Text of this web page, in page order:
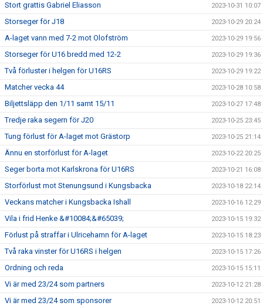
Stort grattis Gabriel Eliasson 2023-10-31 10:07
Storseger för J18 2023-10-29 20:24
A-laget vann med 7-2 mot Olofström 2023-10-29 19:56
Storseger för U16 bredd med 12-2 2023-10-29 19:36
Två förluster i helgen för U16RS 2023-10-29 19:22
Matcher vecka 44 2023-10-28 10:58
Biljettsläpp den 1/11 samt 15/11 2023-10-27 17:48
Tredje raka segern för J20 2023-10-25 23:45
Tung förlust för A-laget mot Grästorp 2023-10-25 21:14
Ännu en storförlust för A-laget 2023-10-22 20:25
Seger borta mot Karlskrona för U16RS 2023-10-21 16:08
Storförlust mot Stenungsund i Kungsbacka 2023-10-18 22:14
Veckans matcher i Kungsbacka Ishall 2023-10-16 12:29
Vila i frid Henke &#10084;&#65039; 2023-10-15 19:32
Förlust på straffar i Ulricehamn för A-laget 2023-10-15 18:23
Två raka vinster för U16RS i helgen 2023-10-15 17:26
Ordning och reda 2023-10-15 15:11
Vi är med 23/24 som partners 2023-10-12 21:28
Vi är med 23/24 som sponsorer 2023-10-12 20:51